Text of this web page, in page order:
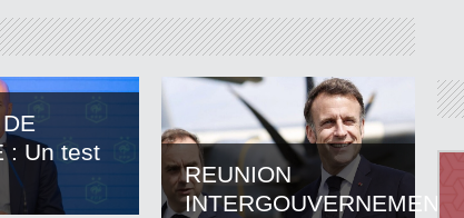
: Un test
REUNION
INTERGOUVERNEMENTA-